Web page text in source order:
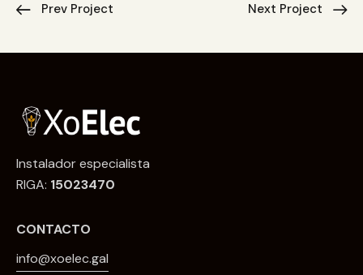
Prev Project Next Project
Instalador especialista
RIGA: 15023470
CONTACTO
info@xoelec.gal